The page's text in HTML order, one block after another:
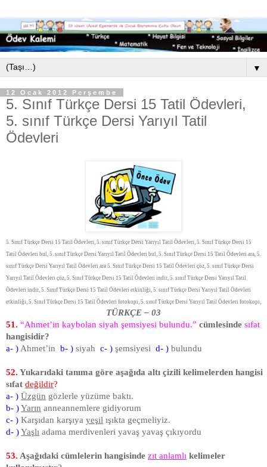
▼
12 Ocak 2012 Perşembe
5. Sınıf Türkçe Dersi 15 Tatil Ödevleri,
5. sınıf Türkçe Dersi Yarıyıl Tatil
Ödevleri
5. Sınıf Türkçe Dersi 15 Tatil Ödevleri, 5. sınıf Türkçe Dersi Yarıyıl Tatil Ödevleri, 5. Sınıf Türkçe Dersi 15
Tatil Ödevleri bul, 5. sınıf Türkçe Dersi Yarıyıl Tatil Ödevleri bul, 5. Sınıf Türkçe Dersi 15 Tatil Ödevleri ara, 5.
sınıf Türkçe Dersi Yarıyıl Tatil Ödevleri ara 5. Sınıf Türkçe Dersi 15 Tatil Ödevleri çöz, 5. sınıf Türkçe Dersi
Yarıyıl Tatil Ödevleri çöz, 5. Sınıf Türkçe Dersi 15 Tatil Ödevleri indir, 5. sınıf Türkçe Dersi Yarıyıl Tatil
Ödevleri indir, 5. Sınıf Türkçe Dersi 15 Tatil Ödevleri etkinliği, 5. sınıf Türkçe Dersi Yarıyıl Tatil Ödevleri
etkinliği, 5. Sınıf Türkçe Dersi 15 Tatil Ödevleri fotokopi, 5. sınıf Türkçe Dersi Yarıyıl Tatil Ödevleri fotokopi,
TÜRKÇE – 03
51. “Ahmet’in kaybolan siyah şemsiyesi bulundu.” cümlesinde sıfat
hangisidir?
a- ) Ahmet’in b- ) siyah c- ) şemsiyesi d- ) bulundu
52. Yukarıdaki tanıma göre aşağıda altı çizili kelimelerden hangisi
sıfat değildir?
a- ) Üzgün gözlerle yüzüme baktı.
b- )Yarın anneannemlere gidiyorum
c- ) Karşıdan karşıya yeşil ışıkta geçmeliyiz.
d- )Yaşlı adama merdivenleri yavaş yavaş çıkıyordu
53. Aşağıdaki cümlelerin hangisinde zıt anlamlı kelimeler